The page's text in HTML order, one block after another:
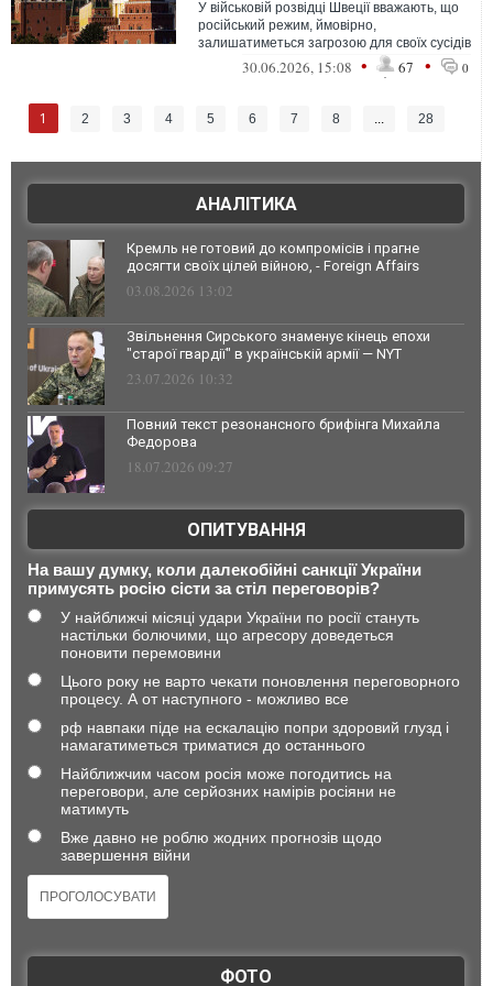
У військовій розвідці Швеції вважають, що
російський режим, ймовірно,
залишатиметься загрозою для своїх сусідів
ще довго після закінчення правління Во...
30.06.2026, 15:08 • 67 • 0
1 2 3 4 5 6 7 8 ... 28
АНАЛІТИКА
Кремль не готовий до компромісів і прагне
досягти своїх цілей війною, - Foreign Affairs
03.08.2026 13:02
Звільнення Сирського знаменує кінець епохи
"старої гвардії" в українській армії — NYT
23.07.2026 10:32
Повний текст резонансного брифінга Михайла
Федорова
18.07.2026 09:27
ОПИТУВАННЯ
На вашу думку, коли далекобійні санкції України
примусять росію сісти за стіл переговорів?
У найближчі місяці удари України по росії стануть
настільки болючими, що агресору доведеться
поновити перемовини
Цього року не варто чекати поновлення переговорного
процесу. А от наступного - можливо все
рф навпаки піде на ескалацію попри здоровий глузд і
намагатиметься триматися до останнього
Найближчим часом росія може погодитись на
переговори, але серйозних намірів росіяни не
матимуть
Вже давно не роблю жодних прогнозів щодо
завершення війни
ФОТО